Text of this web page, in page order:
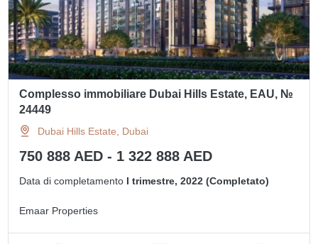
Complesso immobiliare Dubai Hills Estate, EAU, №
24449
Dubai Hills Estate, Dubai
750 888 AED - 1 322 888 AED
Data di completamento I trimestre, 2022 (Completato)
Emaar Properties